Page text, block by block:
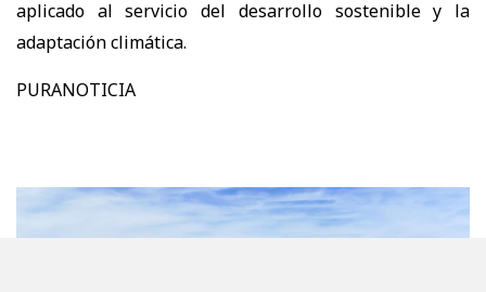
aplicado al servicio del desarrollo sostenible y la
adaptación climática.
PURANOTICIA